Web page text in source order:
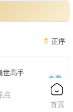
正序
世高手
免费
点
首頁